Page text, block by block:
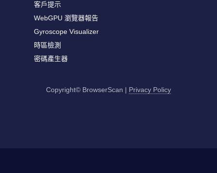
客戶提示
WebGPU 瀏覽器報告
Gyroscope Visualizer
時區檢測
密碼產生器
Copyright© BrowserScan | Privacy Policy